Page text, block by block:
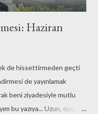
Haziran
de hissettirmeden geçti
de yayınlamak
beni ziyadesiyle mutlu
bu yazıya... Uzun, epey